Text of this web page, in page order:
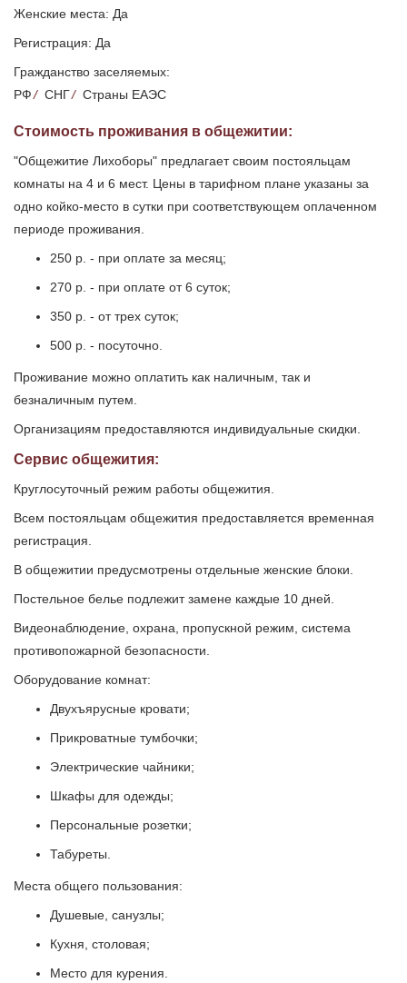
Женские места: Да
Регистрация: Да
Гражданство заселяемых:
РФ/ СНГ/ Страны ЕАЭС
Стоимость проживания в общежитии:
"Общежитие Лихоборы" предлагает своим постояльцам
комнаты на 4 и 6 мест. Цены в тарифном плане указаны за
одно койко-место в сутки при соответствующем оплаченном
периоде проживания.
250 р. - при оплате за месяц;
270 р. - при оплате от 6 суток;
350 р. - от трех суток;
500 р. - посуточно.
Проживание можно оплатить как наличным, так и
безналичным путем.
Организациям предоставляются индивидуальные скидки.
Сервис общежития:
Круглосуточный режим работы общежития.
Всем постояльцам общежития предоставляется временная
регистрация.
В общежитии предусмотрены отдельные женские блоки.
Постельное белье подлежит замене каждые 10 дней.
Видеонаблюдение, охрана, пропускной режим, система
противопожарной безопасности.
Оборудование комнат:
Двухъярусные кровати;
Прикроватные тумбочки;
Электрические чайники;
Шкафы для одежды;
Персональные розетки;
Табуреты.
Места общего пользования:
Душевые, санузлы;
Кухня, столовая;
Место для курения.